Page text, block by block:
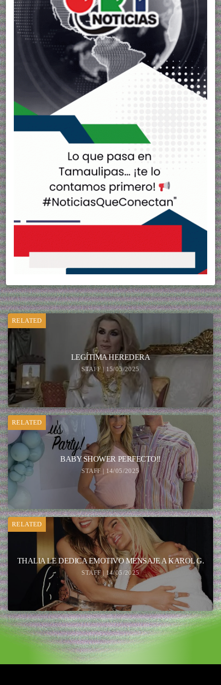
RELATED
LEGÍTIMA HEREDERA
STAFF | 15/05/2025
RELATED
BABY SHOWER PERFECTO!!
STAFF | 14/05/2025
RELATED
THALIA LE DEDICA EMOTIVO MENSAJE A KAROL G.
STAFF | 14/05/2025